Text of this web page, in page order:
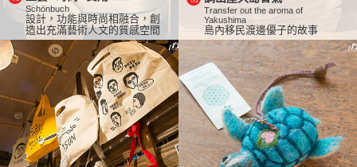
Schönbuch
設計，功能與時尚相融合，創
造出充滿藝術人文的質感空間
Transfer out the aroma of
Yakushima
島內移民渡邊優子的故事